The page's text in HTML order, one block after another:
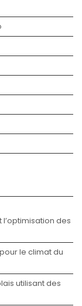
des
le climat du
utilisant des